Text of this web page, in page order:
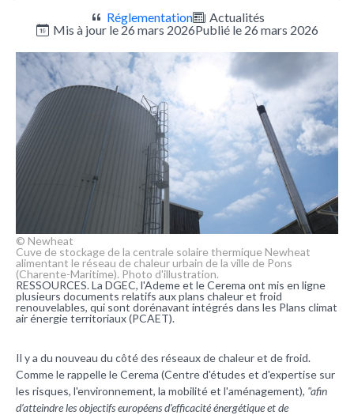
Réglementation
Actualités
Mis à jour le 26 mars 2026Publié le 26 mars 2026
© Newheat
Cuve de stockage de la centrale solaire thermique Newheat
alimentant le réseau de chaleur urbain de la ville de Pons
(Charente-Maritime). Photo d'illustration.
RESSOURCES. La DGEC, l'Ademe et le Cerema ont mis en ligne
plusieurs documents relatifs aux plans chaleur et froid
renouvelables, qui sont dorénavant intégrés dans les Plans climat
air énergie territoriaux (PCAET).
Il y a du nouveau du côté des réseaux de chaleur et de froid.
Comme le rappelle le Cerema (Centre d'études et d'expertise sur
les risques, l'environnement, la mobilité et l'aménagement), "afin
d’atteindre les objectifs européens d’efficacité énergétique et de